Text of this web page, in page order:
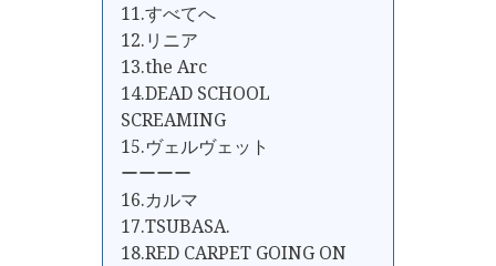
11.すべてへ
12.リニア
13.the Arc
14.DEAD SCHOOL
SCREAMING
15.ヴェルヴェット
ーーーー
16.カルマ
17.TSUBASA.
18.RED CARPET GOING ON